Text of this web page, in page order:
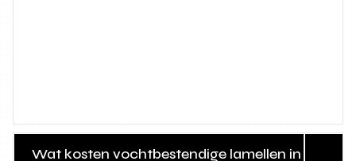
Wat kosten vochtbestendige lamellen in